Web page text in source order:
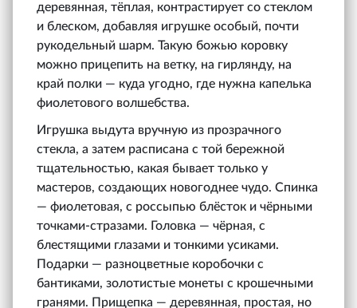
деревянная, тёплая, контрастирует со стеклом
и блеском, добавляя игрушке особый, почти
рукодельный шарм. Такую божью коровку
можно прицепить на ветку, на гирлянду, на
край полки — куда угодно, где нужна капелька
фиолетового волшебства.
Игрушка выдута вручную из прозрачного
стекла, а затем расписана с той бережной
тщательностью, какая бывает только у
мастеров, создающих новогоднее чудо. Спинка
— фиолетовая, с россыпью блёсток и чёрными
точками-стразами. Головка — чёрная, с
блестящими глазами и тонкими усиками.
Подарки — разноцветные коробочки с
бантиками, золотистые монеты с крошечными
гранями. Прищепка — деревянная, простая, но